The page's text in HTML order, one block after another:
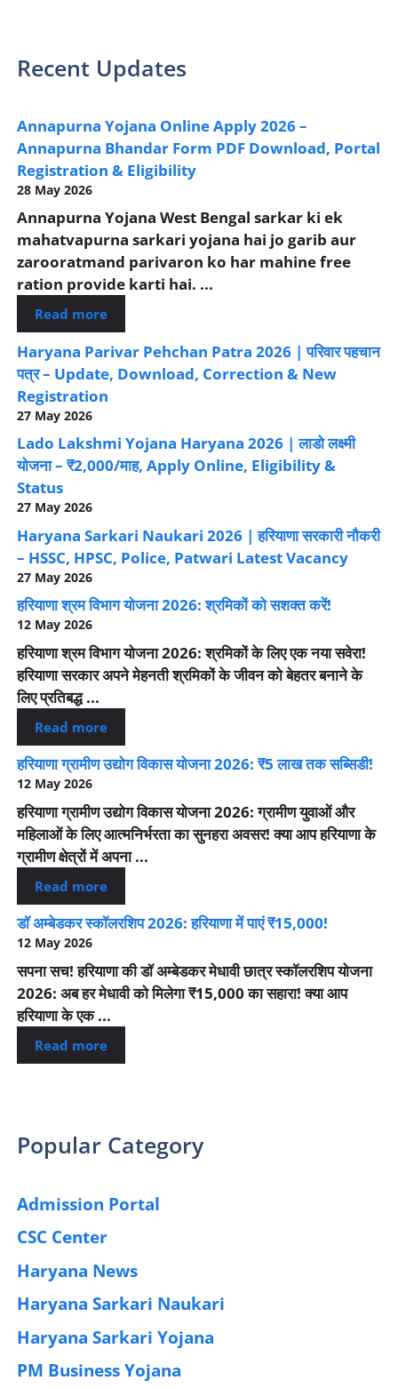
Recent Updates
Annapurna Yojana Online Apply 2026 –
Annapurna Bhandar Form PDF Download, Portal
Registration & Eligibility
28 May 2026
Annapurna Yojana West Bengal sarkar ki ek
mahatvapurna sarkari yojana hai jo garib aur
zarooratmand parivaron ko har mahine free
ration provide karti hai. ...
Read more
Haryana Parivar Pehchan Patra 2026 | परिवार पहचान
पत्र – Update, Download, Correction & New
Registration
27 May 2026
Lado Lakshmi Yojana Haryana 2026 | लाडो लक्ष्मी
योजना – ₹2,000/माह, Apply Online, Eligibility &
Status
27 May 2026
Haryana Sarkari Naukari 2026 | हरियाणा सरकारी नौकरी
– HSSC, HPSC, Police, Patwari Latest Vacancy
27 May 2026
हरियाणा श्रम विभाग योजना 2026: श्रमिकों को सशक्त करें!
12 May 2026
हरियाणा श्रम विभाग योजना 2026: श्रमिकों के लिए एक नया सवेरा!
हरियाणा सरकार अपने मेहनती श्रमिकों के जीवन को बेहतर बनाने के
लिए प्रतिबद्ध ...
Read more
हरियाणा ग्रामीण उद्योग विकास योजना 2026: ₹5 लाख तक सब्सिडी!
12 May 2026
हरियाणा ग्रामीण उद्योग विकास योजना 2026: ग्रामीण युवाओं और
महिलाओं के लिए आत्मनिर्भरता का सुनहरा अवसर! क्या आप हरियाणा के
ग्रामीण क्षेत्रों में अपना ...
Read more
डॉ अम्बेडकर स्कॉलरशिप 2026: हरियाणा में पाएं ₹15,000!
12 May 2026
सपना सच! हरियाणा की डॉ अम्बेडकर मेधावी छात्र स्कॉलरशिप योजना
2026: अब हर मेधावी को मिलेगा ₹15,000 का सहारा! क्या आप
हरियाणा के एक ...
Read more
Popular Category
Admission Portal
CSC Center
Haryana News
Haryana Sarkari Naukari
Haryana Sarkari Yojana
PM Business Yojana